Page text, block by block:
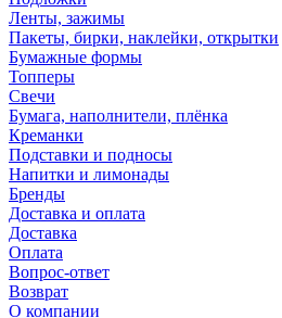
Ленты, зажимы
Пакеты, бирки, наклейки, открытки
Бумажные формы
Топперы
Свечи
Бумага, наполнители, плёнка
Креманки
Подставки и подносы
Напитки и лимонады
Бренды
Доставка и оплата
Доставка
Оплата
Вопрос-ответ
Возврат
О компании